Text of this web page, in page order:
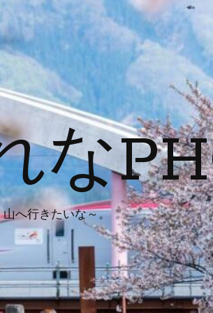
な
山へ行きたいな～。